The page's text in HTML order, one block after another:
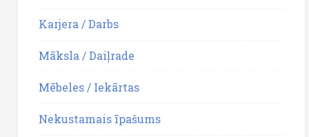
Karjera / Darbs
Māksla / Daiļrade
Mēbeles / Iekārtas
Nekustamais īpašums